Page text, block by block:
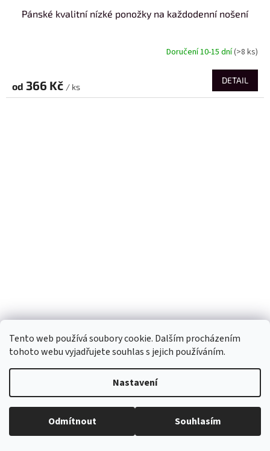
Tento web používá soubory cookie. Dalším procházením
tohoto webu vyjadřujete souhlas s jejich používáním.
Nastavení
Odmítnout Souhlasím
Pánské kvalitní nízké ponožky na každodenní nošení
Doručení 10-15 dní(>8 ks)
od 366 Kč / ks
DETAIL
Dámské veselé ponožky s roztomilým motivem